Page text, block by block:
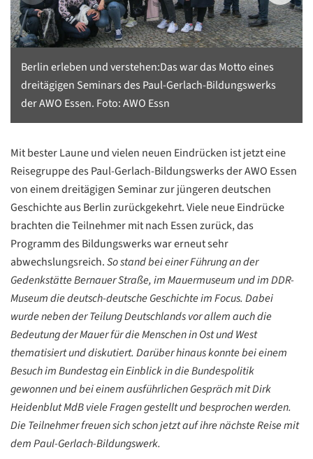
Berlin erleben und verstehen:Das war das Motto eines
dreitägigen Seminars des Paul-Gerlach-Bildungswerks
der AWO Essen. Foto: AWO Essn
Mit bester Laune und vielen neuen Eindrücken ist jetzt eine
Reisegruppe des Paul-Gerlach-Bildungswerks der AWO Essen
von einem dreitägigen Seminar zur jüngeren deutschen
Geschichte aus Berlin zurückgekehrt. Viele neue Eindrücke
brachten die Teilnehmer mit nach Essen zurück, das
Programm des Bildungswerks war erneut sehr
abwechslungsreich.So stand bei einer Führung an der
Gedenkstätte Bernauer Straße, im Mauermuseum und im DDR-
Museum die deutsch-deutsche Geschichte im Focus. Dabei
wurde neben der Teilung Deutschlands vor allem auch die
Bedeutung der Mauer für die Menschen in Ost und West
thematisiert und diskutiert. Darüber hinaus konnte bei einem
Besuch im Bundestag ein Einblick in die Bundespolitik
gewonnen und bei einem ausführlichen Gespräch mit Dirk
Heidenblut MdB viele Fragen gestellt und besprochen werden.
Die Teilnehmer freuen sich schon jetzt auf ihre nächste Reise mit
dem Paul-Gerlach-Bildungswerk.
Datenschutzerklärung
Datenschutzerklärung